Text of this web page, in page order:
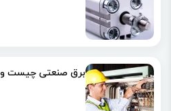
برق صنعتی چیست